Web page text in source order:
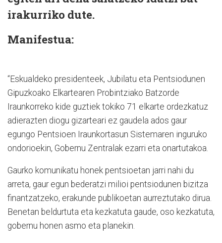
irakurriko dute.
Manifestua:
“Eskualdeko presidenteek, Jubilatu eta Pentsiodunen
Gipuzkoako Elkartearen Probintziako Batzorde
Iraunkorreko kide guztiek tokiko 71 elkarte ordezkatuz
adierazten diogu gizarteari ez gaudela ados gaur
egungo Pentsioen Iraunkortasun Sistemaren inguruko
ondorioekin, Gobernu Zentralak ezarri eta onartutakoa.
Gaurko komunikatu honek pentsioetan jarri nahi du
arreta, gaur egun bederatzi milioi pentsiodunen bizitza
finantzatzeko, erakunde publikoetan aurreztutako dirua.
Benetan beldurtuta eta kezkatuta gaude, oso kezkatuta,
gobernu honen asmo eta planekin.